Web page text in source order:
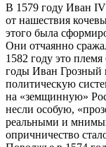
В 1579 году Иван
от нашествия
этого была
Они отчаянно
1582 году это
годы Иван Грозный
политическую
на «земщинную»
несли особую,
реальными и
опричничество